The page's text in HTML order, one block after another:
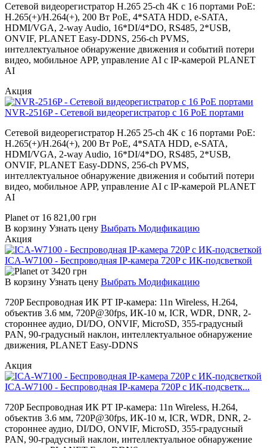
Сетевой видеорегистратор H.265 25-ch 4K с 16 портами PoE:
H.265(+)/H.264(+), 200 Вт PoE, 4*SATA HDD, e-SATA,
HDMI/VGA, 2-way Audio, 16*DI/4*DO, RS485, 2*USB,
ONVIF, PLANET Easy-DDNS, 256-ch PVMS,
интеллектуальное обнаружение движения и событий потери
видео, мобильное APP, управление AI с IP-камерой PLANET
AI
Акция
NVR-2516P - Сетевой видеорегистратор с 16 PoE портами
Сетевой видеорегистратор H.265 25-ch 4K с 16 портами PoE:
H.265(+)/H.264(+), 200 Вт PoE, 4*SATA HDD, e-SATA,
HDMI/VGA, 2-way Audio, 16*DI/4*DO, RS485, 2*USB,
ONVIF, PLANET Easy-DDNS, 256-ch PVMS,
интеллектуальное обнаружение движения и событий потери
видео, мобильное APP, управление AI с IP-камерой PLANET
AI
Planet от 16 821,00 грн
В корзину Узнать цену Выбрать Модификацию
Акция
ICA-W7100 - Беспроводная IP-камера 720P с ИК-подсветкой
от 3420 грн
В корзину Узнать цену Выбрать Модификацию
720P Беспроводная ИК PT IP-камера: 11n Wireless, H.264,
объектив 3.6 мм, 720P@30fps, ИК-10 м, ICR, WDR, DNR, 2-
стороннее аудио, DI/DO, ONVIF, MicroSD, 355-градусный
PAN, 90-градусный наклон, интеллектуальное обнаружение
движения, PLANET Easy-DDNS
Акция
ICA-W7100 - Беспроводная IP-камера 720P с ИК-подсветк...
720P Беспроводная ИК PT IP-камера: 11n Wireless, H.264,
объектив 3.6 мм, 720P@30fps, ИК-10 м, ICR, WDR, DNR, 2-
стороннее аудио, DI/DO, ONVIF, MicroSD, 355-градусный
PAN, 90-градусный наклон, интеллектуальное обнаружение